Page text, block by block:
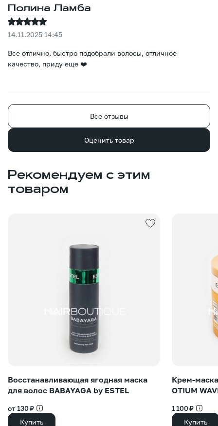
Полина Ламба
14.11.2025 14:45
Все отлично, быстро подобрали волосы, отличное
качество, приду еще ❤️
Все отзывы
Оценить товар
Рекомендуем с этим
товаром
Восстанавливающая ягодная маска
для волос BABAYAGA by ESTEL
от 130 ₽
Купить
Крем-
OTIUM
1 100 ₽
Купить